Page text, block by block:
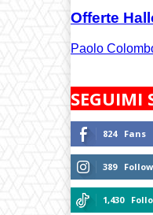
Offerte
Paolo
SEGUIMI
824 Fans
389
1,430